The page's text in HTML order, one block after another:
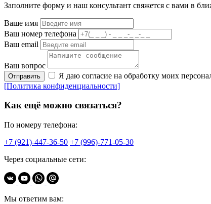
Заполните форму и наш консультант свяжется с вами в
Ваше имя
Ваш номер телефона
Ваш email
Ваш вопрос
Отправить
Я даю согласие на обработку моих
[Политика конфиденциальности]
Как ещё можно связаться?
По номеру телефона:
+7 (921)-447-36-50 +7 (996)-771-05-30
Через социальные сети:
Мы ответим вам: